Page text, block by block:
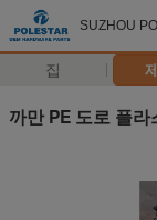
SUZHOU
집
까만 PE 도로 플